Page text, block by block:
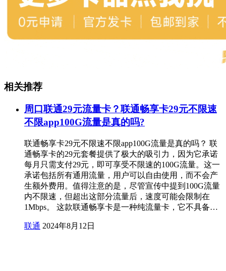
相关推荐
周口联通29元流量卡？联通畅享卡29元不限速
不限app100G流量是真的吗?
联通畅享卡29元不限速不限app100G流量是真的吗？ 联
通畅享卡的29元套餐提供了极大的吸引力，因为它承诺
每月只需支付29元，即可享受不限速的100G流量。这一
承诺包括所有通用流量，用户可以自由使用，而不会产
生额外费用。值得注意的是，尽管宣传中提到100G流量
内不限速，但超出这部分流量后，速度可能会限制在
1Mbps。 这款联通畅享卡是一种纯流量卡，它不具备…
联通 2024年8月12日